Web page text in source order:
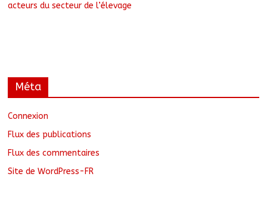
acteurs du secteur de l’élevage
Méta
Connexion
Flux des publications
Flux des commentaires
Site de WordPress-FR